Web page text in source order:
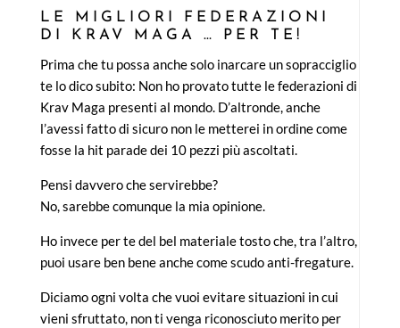
LE MIGLIORI FEDERAZIONI
DI KRAV MAGA … PER TE!
Prima che tu possa anche solo inarcare un sopracciglio
te lo dico subito: Non ho provato tutte le federazioni di
Krav Maga presenti al mondo. D’altronde, anche
l’avessi fatto di sicuro non le metterei in ordine come
fosse la hit parade dei 10 pezzi più ascoltati.
Pensi davvero che servirebbe?
No, sarebbe comunque la mia opinione.
Ho invece per te del bel materiale tosto che, tra l’altro,
puoi usare ben bene anche come scudo anti-fregature.
Diciamo ogni volta che vuoi evitare situazioni in cui
vieni sfruttato, non ti venga riconosciuto merito per